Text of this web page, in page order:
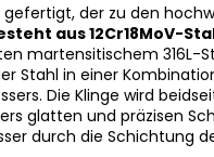
gefertigt, der zu den
aus 12Cr18MoV-
martensitischem 316L-
Stahl in einer
Die Klinge wird
glatten und präzisen
durch die Schichtung